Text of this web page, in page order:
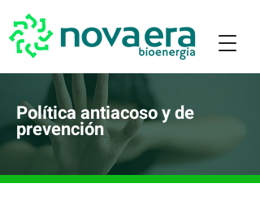
Política antiacoso y de
prevención